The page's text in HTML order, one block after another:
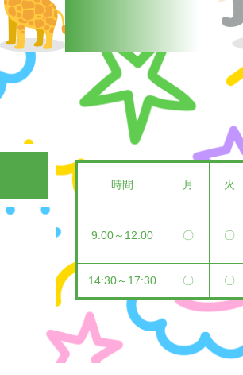
時間 月 火
9:00～12:00 〇 〇
14:30～17:30 〇 〇